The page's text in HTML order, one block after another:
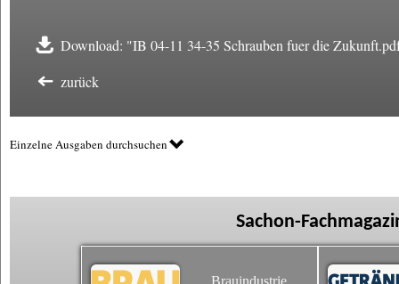
Download: "IB 04-11 34-35 Schrauben fuer die
zurück
Einzelne Ausgaben durchsuchen
Sachon-
Brauindustrie